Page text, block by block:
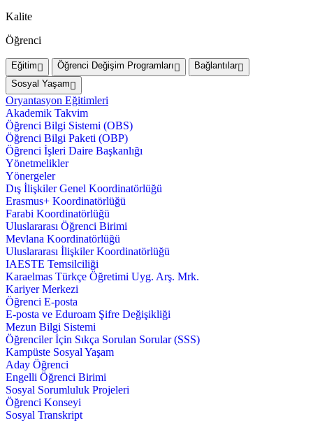
Kalite
Öğrenci
Eğitim Öğrenci Değişim Programları
Bağlantılar
Sosyal Yaşam
Oryantasyon Eğitimleri
Akademik Takvim
Öğrenci Bilgi Sistemi (OBS)
Öğrenci Bilgi Paketi (OBP)
Öğrenci İşleri Daire Başkanlığı
Yönetmelikler
Yönergeler
Dış İlişkiler Genel Koordinatörlüğü
Erasmus+ Koordinatörlüğü
Farabi Koordinatörlüğü
Uluslararası Öğrenci Birimi
Mevlana Koordinatörlüğü
Uluslararası İlişkiler Koordinatörlüğü
IAESTE Temsilciliği
Karaelmas Türkçe Öğretimi Uyg. Arş. Mrk.
Kariyer Merkezi
Öğrenci E-posta
E-posta ve Eduroam Şifre Değişikliği
Mezun Bilgi Sistemi
Öğrenciler İçin Sıkça Sorulan Sorular (SSS)
Kampüste Sosyal Yaşam
Aday Öğrenci
Engelli Öğrenci Birimi
Sosyal Sorumluluk Projeleri
Öğrenci Konseyi
Sosyal Transkript